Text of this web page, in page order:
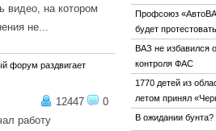
видео, на котором
не...
форум раздвигает
12447
0
работу
Профсоюз
будет
ВАЗ не избавился
контроля ФАС
1770 детей из
летом принял
В ожидании бунта?